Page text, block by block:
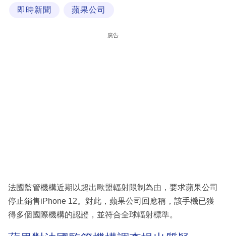
區
即時新聞 蘋果公司
廣告
法國監管機構近期以超出歐盟輻射限制為由，要求蘋果公司
停止銷售iPhone 12。對此，蘋果公司回應稱，該手機已獲
得多個國際機構的認證，並符合全球輻射標準。